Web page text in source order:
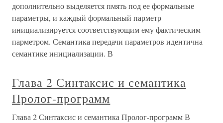
дополнительно выделяется пмять под ее формальные
параметры, и каждый формальный парметр
инициализируется соответствующим ему фактическим
парметром. Семантика передачи параметров идентична
семантике инициализации. В
Глава 2 Синтаксис и семантика
Пролог-программ
Глава 2 Синтаксис и семантика Пролог-программ В